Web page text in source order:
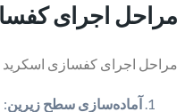
مراحل اجرای
مراحل اجرای کفسازی اسکرید
آماده‌سازی سطح زیرین: